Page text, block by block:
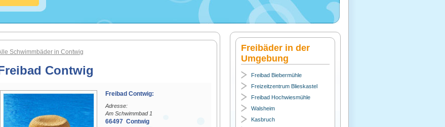
Schwimmbäder in Contwig
Contwig
Freibad Contwig:
Adresse:
Am Schwimmbad 1
66497 Contwig
Freibäder in der
Umgebung
Freibad Biebermühle
Freizeitzentrum Blieskastel
Freibad Hochwiesmühle
Walsheim
Kasbruch